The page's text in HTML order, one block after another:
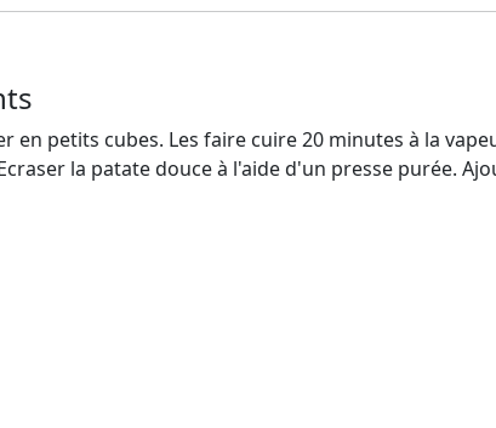
en petits cubes. Les faire cuire 20 minutes à la
la patate douce à l'aide d'un presse purée.